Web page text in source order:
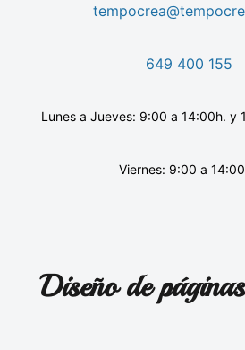
649 400 155
Lunes a Jueves: 9:00 a 14:00h. y
Viernes: 9:00 a
Diseño de